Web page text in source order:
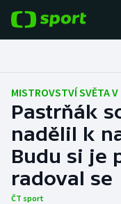
Fotbal
Hokej
Tenis
Atletika
MISTROVSTVÍ SVĚTA V
Pastrňák
nadělil k
Budu si je
radoval se
ČT sport